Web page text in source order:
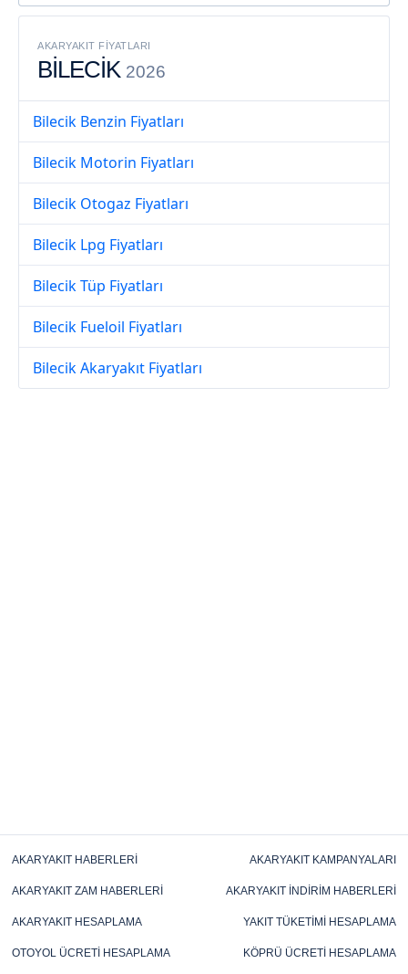
AKARYAKIT FIYATLARI
BİLECİK 2026
Bilecik Benzin Fiyatları
Bilecik Motorin Fiyatları
Bilecik Otogaz Fiyatları
Bilecik Lpg Fiyatları
Bilecik Tüp Fiyatları
Bilecik Fueloil Fiyatları
Bilecik Akaryakıt Fiyatları
AKARYAKIT HABERLERI AKARYAKIT KAMPANYALARI
AKARYAKIT ZAM HABERLERI AKARYAKIT İNDIRIM HABERLERI
AKARYAKIT HESAPLAMA YAKIT TÜKETIMI HESAPLAMA
OTOYOL ÜCRETI HESAPLAMA KÖPRÜ ÜCRETI HESAPLAMA